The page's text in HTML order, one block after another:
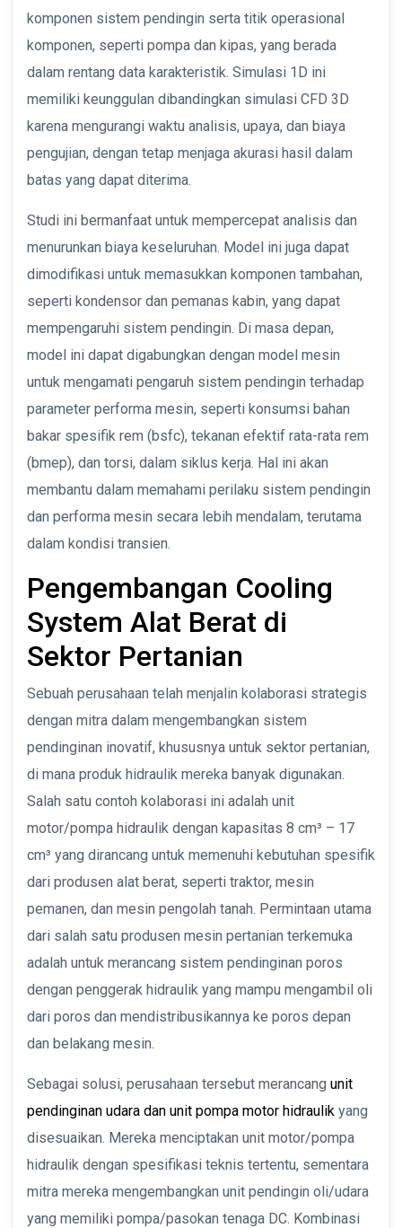
komponen sistem pendingin serta titik operasional
komponen, seperti pompa dan kipas, yang berada
dalam rentang data karakteristik. Simulasi 1D ini
memiliki keunggulan dibandingkan simulasi CFD 3D
karena mengurangi waktu analisis, upaya, dan biaya
pengujian, dengan tetap menjaga akurasi hasil dalam
batas yang dapat diterima.
Studi ini bermanfaat untuk mempercepat analisis dan
menurunkan biaya keseluruhan. Model ini juga dapat
dimodifikasi untuk memasukkan komponen tambahan,
seperti kondensor dan pemanas kabin, yang dapat
mempengaruhi sistem pendingin. Di masa depan,
model ini dapat digabungkan dengan model mesin
untuk mengamati pengaruh sistem pendingin terhadap
parameter performa mesin, seperti konsumsi bahan
bakar spesifik rem (bsfc), tekanan efektif rata-rata rem
(bmep), dan torsi, dalam siklus kerja. Hal ini akan
membantu dalam memahami perilaku sistem pendingin
dan performa mesin secara lebih mendalam, terutama
dalam kondisi transien.
Pengembangan Cooling
System Alat Berat di
Sektor Pertanian
Sebuah perusahaan telah menjalin kolaborasi strategis
dengan mitra dalam mengembangkan sistem
pendinginan inovatif, khususnya untuk sektor pertanian,
di mana produk hidraulik mereka banyak digunakan.
Salah satu contoh kolaborasi ini adalah unit
motor/pompa hidraulik dengan kapasitas 8 cm³ – 17
cm³ yang dirancang untuk memenuhi kebutuhan spesifik
dari produsen alat berat, seperti traktor, mesin
pemanen, dan mesin pengolah tanah. Permintaan utama
dari salah satu produsen mesin pertanian terkemuka
adalah untuk merancang sistem pendinginan poros
dengan penggerak hidraulik yang mampu mengambil oli
dari poros dan mendistribusikannya ke poros depan
dan belakang mesin.
Sebagai solusi, perusahaan tersebut merancang unit
pendinginan udara dan unit pompa motor hidraulik yang
disesuaikan. Mereka menciptakan unit motor/pompa
hidraulik dengan spesifikasi teknis tertentu, sementara
mitra mereka mengembangkan unit pendingin oli/udara
yang memiliki pompa/pasokan tenaga DC. Kombinasi